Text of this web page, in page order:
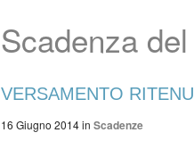
Scadenza
VERSAMENTO
16 Giugno 2014in Scadenze